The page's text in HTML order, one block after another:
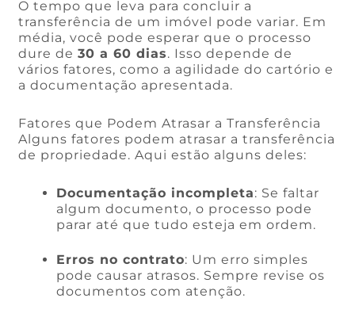
O tempo que leva para concluir a
transferência de um imóvel pode variar. Em
média, você pode esperar que o processo
dure de30 a 60 dias. Isso depende de
vários fatores, como a agilidade do cartório e
a documentação apresentada.
Fatores que Podem Atrasar a Transferência
Alguns fatores podem atrasar a transferência
de propriedade. Aqui estão alguns deles:
Documentação incompleta: Se faltar
algum documento, o processo pode
parar até que tudo esteja em ordem.
Erros no contrato: Um erro simples
pode causar atrasos. Sempre revise os
documentos com atenção.